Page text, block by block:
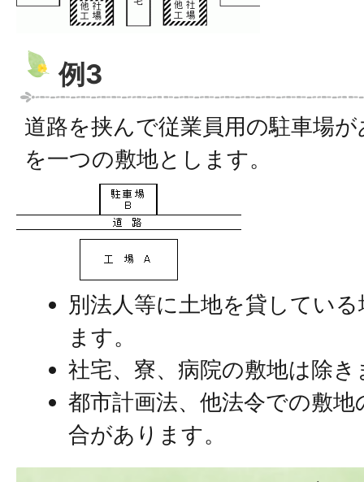
例3
道路を挟んで従業員用の駐車場
を一つの敷地とします。
別法人等に土地を貸してい
ます。
社宅、寮、病院の敷地は除き
都市計画法、他法令での敷
合があります。